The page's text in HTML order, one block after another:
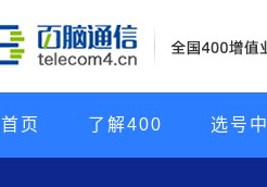
首页 了解400 选号